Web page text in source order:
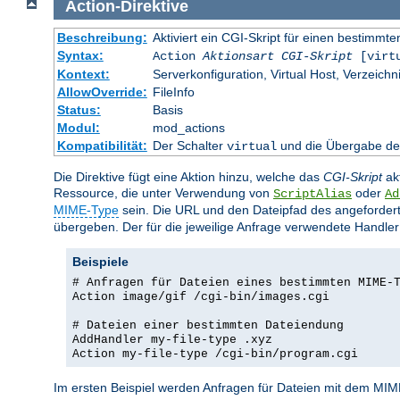
Action-Direktive
Beschreibung: Aktiviert ein CGI-Skript für einen
Syntax:
ActionAktionsart CGI-Skript
Kontext:
Serverkonfiguration, Virtual Host,
AllowOverride: FileInfo
Status:
Basis
Modul:
mod_actions
Kompatibilität: Der Schalter virtual und die Übergabe
Die Direktive fügt eine Aktion hinzu, welche das CGI-Skript
Ressource, die unter Verwendung von ScriptAlias oder
MIME-Type sein. Die URL und den Dateipfad des
übergeben. Der für die jeweilige Anfrage verwendete
Beispiele
# Anfragen für Dateien eines bestimmten MIME-
Action image/gif /cgi-bin/images.cgi
# Dateien einer bestimmten Dateiendung
AddHandler my-file-type .xyz
Action my-file-type /cgi-bin/program.cgi
Im ersten Beispiel werden Anfragen für Dateien mit dem